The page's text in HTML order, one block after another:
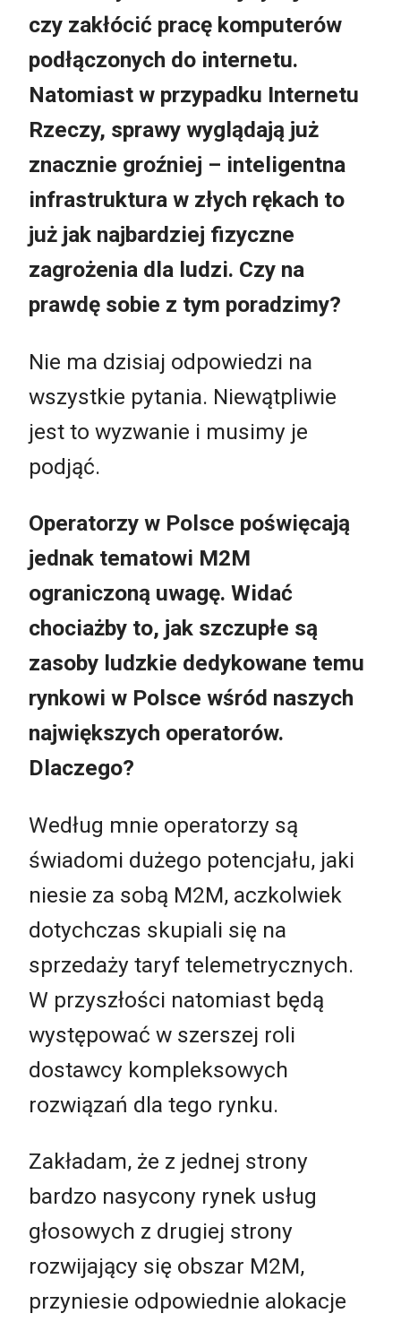
czy zakłócić pracę komputerów
podłączonych do internetu.
Natomiast w przypadku Internetu
Rzeczy, sprawy wyglądają już
znacznie groźniej – inteligentna
infrastruktura w złych rękach to
już jak najbardziej fizyczne
zagrożenia dla ludzi. Czy na
prawdę sobie z tym poradzimy?
Nie ma dzisiaj odpowiedzi na
wszystkie pytania. Niewątpliwie
jest to wyzwanie i musimy je
podjąć.
Operatorzy w Polsce poświęcają
jednak tematowi M2M
ograniczoną uwagę. Widać
chociażby to, jak szczupłe są
zasoby ludzkie dedykowane temu
rynkowi w Polsce wśród naszych
największych operatorów.
Dlaczego?
Według mnie operatorzy są
świadomi dużego potencjału, jaki
niesie za sobą M2M, aczkolwiek
dotychczas skupiali się na
sprzedaży taryf telemetrycznych.
W przyszłości natomiast będą
występować w szerszej roli
dostawcy kompleksowych
rozwiązań dla tego rynku.
Zakładam, że z jednej strony
bardzo nasycony rynek usług
głosowych z drugiej strony
rozwijający się obszar M2M,
przyniesie odpowiednie alokacje